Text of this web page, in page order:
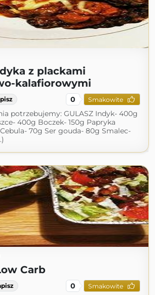
z plackami
kalafiorowymi
0 Smakowite
potrzebujemy: GULASZ Indyk- 400g
400g Boczek- 150g Papryka
70g Ser gouda- 80g Smalec-
Carb
0 Smakowite